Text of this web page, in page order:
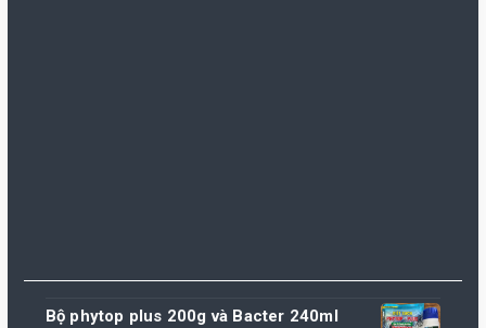
Bộ phytop plus 200g và Bacter 240ml